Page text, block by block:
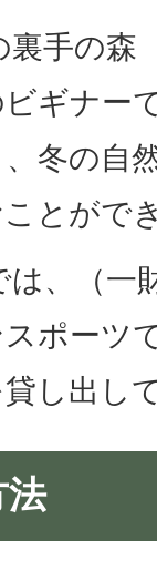
裏手の森
ギナー
冬の自
とがで
は、（一
ポーツ
し出し